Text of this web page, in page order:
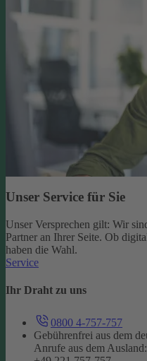
Unser Service für Sie
Unser Versprechen gilt: Wir
Partner an Ihrer Seite. Ob
haben die Wahl.
Service
Ihr Draht zu uns
0800 4-757-757
Gebührenfrei aus dem
Anrufe aus dem Ausland: